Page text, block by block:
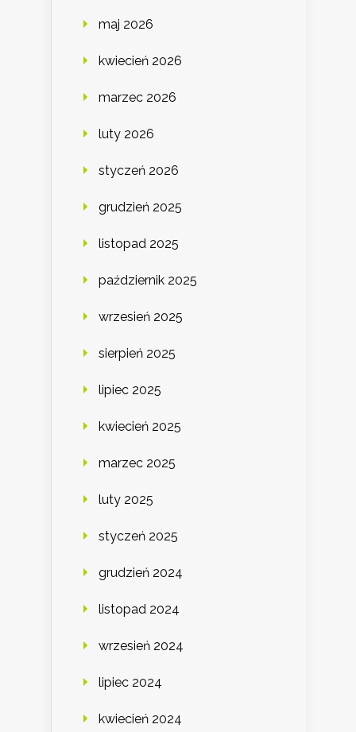
maj 2026
kwiecień 2026
marzec 2026
luty 2026
styczeń 2026
grudzień 2025
listopad 2025
październik 2025
wrzesień 2025
sierpień 2025
lipiec 2025
kwiecień 2025
marzec 2025
luty 2025
styczeń 2025
grudzień 2024
listopad 2024
wrzesień 2024
lipiec 2024
kwiecień 2024